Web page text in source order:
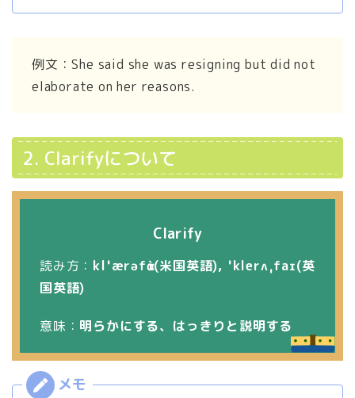
例文：She said she was resigning but did not
elaborate on her reasons.
2. Clarifyについて
Clarify
読み方： klˈærəfὰɪ(米国英語), ˈklerʌˌfaɪ(英
国英語)
意味： 明らかにする、はっきりと説明する